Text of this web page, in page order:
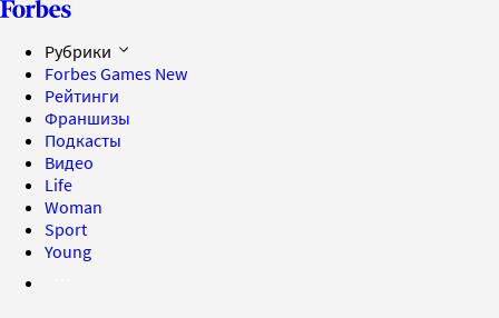
Рубрики
Forbes Games New
Рейтинги
Франшизы
Подкасты
Видео
Life
Woman
Sport
Young